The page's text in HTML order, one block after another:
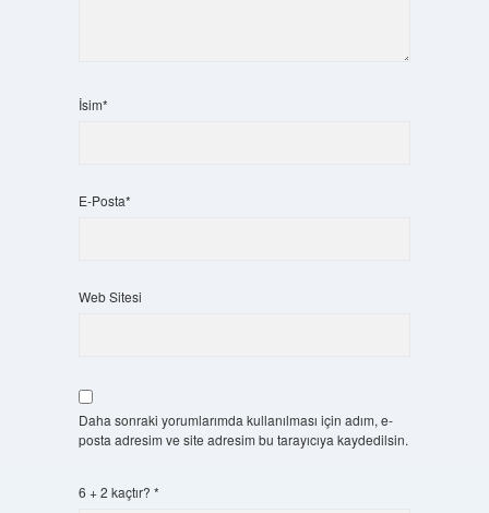
İsim*
E-Posta*
Web Sitesi
Daha sonraki yorumlarımda kullanılması için adım, e-
posta adresim ve site adresim bu tarayıcıya kaydedilsin.
6 + 2 kaçtır? *